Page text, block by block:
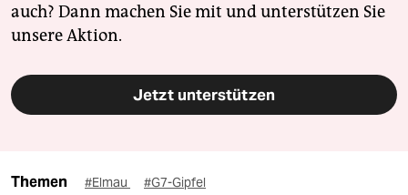
auch? Dann machen Sie mit und unterstützen Sie
unsere Aktion.
Jetzt unterstützen
Themen #Elmau #G7-Gipfel